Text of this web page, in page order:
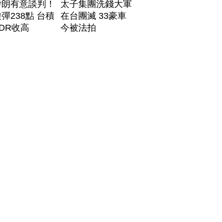
有意談判！
238點 台積
收高
太子集團洗錢大軍
在台團滅 33豪車
今被法拍